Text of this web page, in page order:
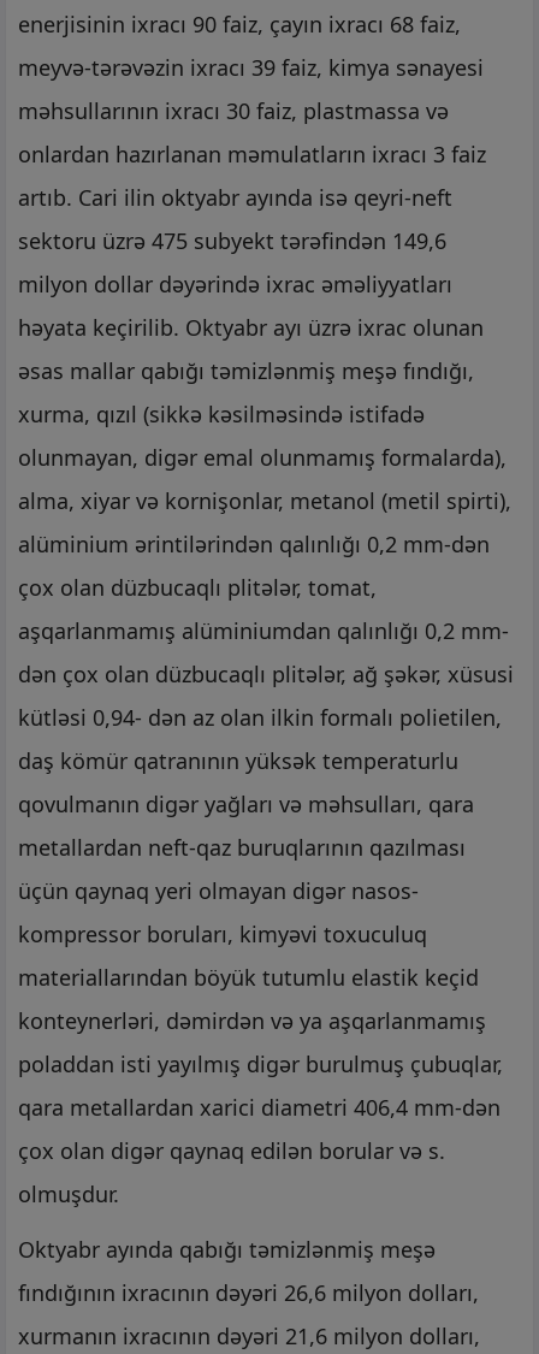
enerjisinin ixracı 90 faiz, çayın ixracı 68 faiz,
meyvə-tərəvəzin ixracı 39 faiz, kimya sənayesi
məhsullarının ixracı 30 faiz, plastmassa və
onlardan hazırlanan məmulatların ixracı 3 faiz
artıb. Cari ilin oktyabr ayında isə qeyri-neft
sektoru üzrə 475 subyekt tərəfindən 149,6
milyon dollar dəyərində ixrac əməliyyatları
həyata keçirilib. Oktyabr ayı üzrə ixrac olunan
əsas mallar qabığı təmizlənmiş meşə fındığı,
xurma, qızıl (sikkə kəsilməsində istifadə
olunmayan, digər emal olunmamış formalarda),
alma, xiyar və kornişonlar, metanol (metil spirti),
alüminium ərintilərindən qalınlığı 0,2 mm-dən
çox olan düzbucaqlı plitələr, tomat,
aşqarlanmamış alüminiumdan qalınlığı 0,2 mm-
dən çox olan düzbucaqlı plitələr, ağ şəkər, xüsusi
kütləsi 0,94- dən az olan ilkin formalı polietilen,
daş kömür qatranının yüksək temperaturlu
qovulmanın digər yağları və məhsulları, qara
metallardan neft-qaz buruqlarının qazılması
üçün qaynaq yeri olmayan digər nasos-
kompressor boruları, kimyəvi toxuculuq
materiallarından böyük tutumlu elastik keçid
konteynerləri, dəmirdən və ya aşqarlanmamış
poladdan isti yayılmış digər burulmuş çubuqlar,
qara metallardan xarici diametri 406,4 mm-dən
çox olan digər qaynaq edilən borular və s.
olmuşdur.
Oktyabr ayında qabığı təmizlənmiş meşə
fındığının ixracının dəyəri 26,6 milyon dolları,
xurmanın ixracının dəyəri 21,6 milyon dolları,